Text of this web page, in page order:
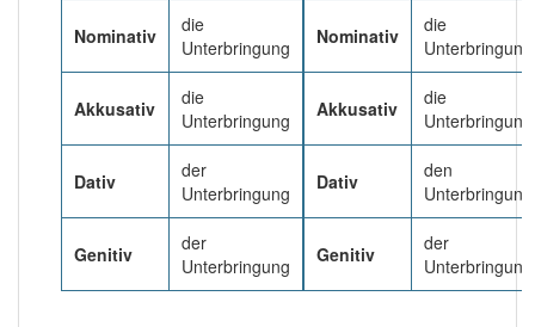
Wörter mit Endung -unterbringungaber mit einem
anderen Artikeldie: 0
93% unserer Spielapp-Nutzer haben den Artikel
korrekt erraten.
Nominativ
die
Unterbringung
Akkusativ
die
Unterbringung
Dativ
der
Unterbringung
Genitiv
der
Unterbringung
Nominativ
die
Akkusativ
die
Dativ
den
Genitiv
der